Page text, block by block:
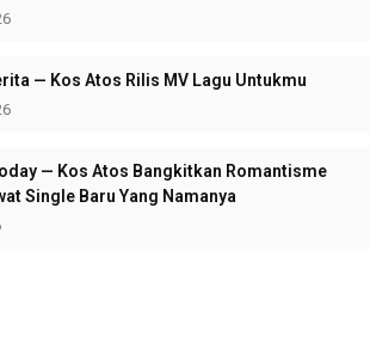
— Kos Atos Rilis MV Lagu Untukmu
— Kos Atos Bangkitkan Romantisme
Single Baru Yang Namanya